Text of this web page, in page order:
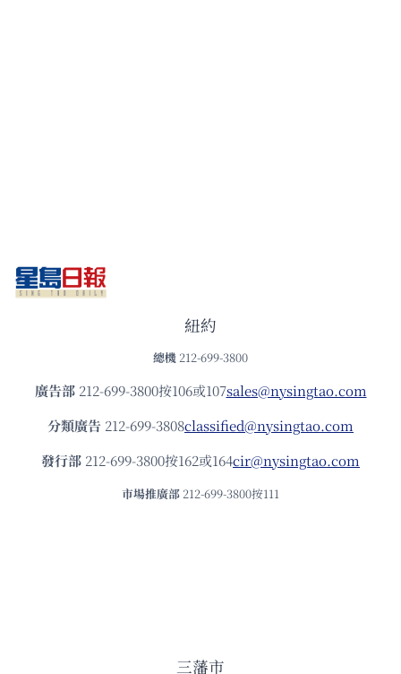
紐約
總機 212-699-3800
廣告部212-699-3800按106或107sales@nysingtao.com
分類廣告 212-699-3808classified@nysingtao.com
發⾏部 212-699-3800按162或164cir@nysingtao.com
市場推廣部 212-699-3800按111
三藩市